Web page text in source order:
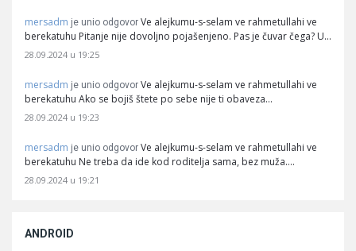
mersadm je unio odgovor Ve alejkumu-s-selam ve rahmetullahi ve
berekatuhu Pitanje nije dovoljno pojašenjeno. Pas je čuvar čega? U…
28.09.2024 u 19:25
mersadm je unio odgovor Ve alejkumu-s-selam ve rahmetullahi ve
berekatuhu Ako se bojiš štete po sebe nije ti obaveza…
28.09.2024 u 19:23
mersadm je unio odgovor Ve alejkumu-s-selam ve rahmetullahi ve
berekatuhu Ne treba da ide kod roditelja sama, bez muža.…
28.09.2024 u 19:21
ANDROID